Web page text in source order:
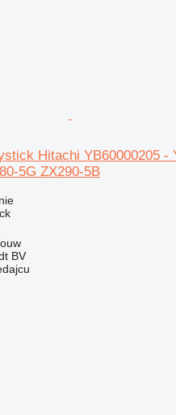
Hitachi YB60000205 -
5G ZX290-5B
BV